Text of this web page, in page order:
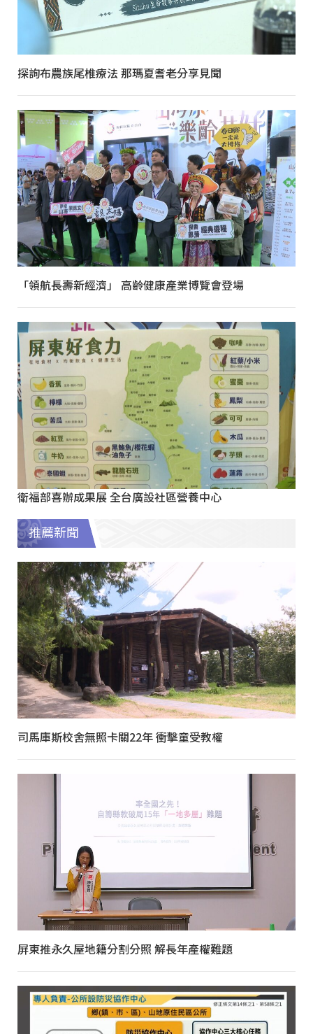
探詢布農族尾椎療法 那瑪夏耆老分享見聞
「領航長壽新經濟」 高齡健康產業博覽會登場
衛福部喜辦成果展 全台廣設社區營養中心
推薦新聞
司馬庫斯校舍無照卡關22年 衝擊童受教權
屏東推永久屋地籍分割分照 解長年產權難題